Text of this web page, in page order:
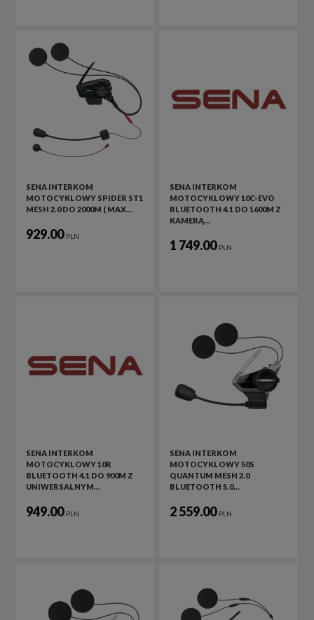
SENA INTERKOM
MOTOCYKLOWY SPIDER ST1
MESH 2.0 DO 2000M ( MAX…
929.00 PLN
SENA INTERKOM
MOTOCYKLOWY 10C-EVO
BLUETOOTH 4.1 DO 1600M Z
KAMERĄ…
1 749.00 PLN
SENA INTERKOM
MOTOCYKLOWY 10R
BLUETOOTH 4.1 DO 900M Z
UNIWERSALNYM…
949.00 PLN
SENA INTERKOM
MOTOCYKLOWY 50S
QUANTUM MESH 2.0
BLUETOOTH 5.0…
2 559.00 PLN